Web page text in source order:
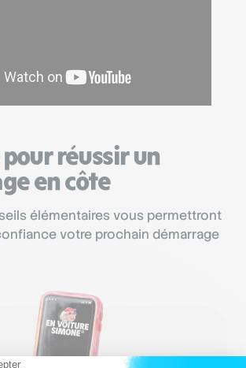
réussir un
en côte
élémentaires vous permettront
votre prochain démarrage